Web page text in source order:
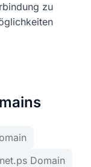
zu
Domain